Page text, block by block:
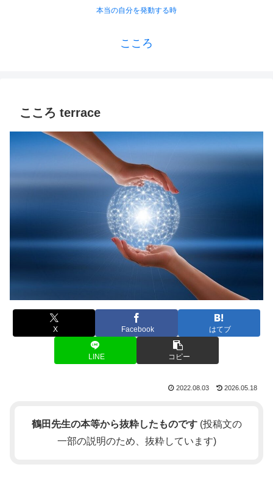
本当の自分を発動する時
こころ
こころ terrace
X Facebook はてブ
LINE コピー
2022.08.03 2026.05.18
鶴田先生の本等から抜粋したものです(投稿文の
一部の説明のため、抜粋しています)